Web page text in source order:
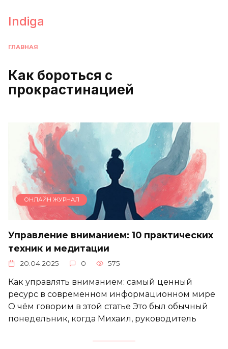
содержанию
Indiga
ГЛАВНАЯ
Как бороться с
прокрастинацией
ОНЛАЙН ЖУРНАЛ
Управление вниманием: 10 практических
техник и медитации
20.04.2025 0 575
Как управлять вниманием: самый ценный
ресурс в современном информационном мире
О чём говорим в этой статье Это был обычный
понедельник, когда Михаил, руководитель